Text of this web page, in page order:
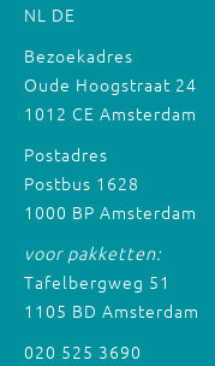
NL DE
Bezoekadres
Oude Hoogstraat 24
1012 CE Amsterdam
Postadres
Postbus 1628
1000 BP Amsterdam
voor pakketten:
Tafelbergweg 51
1105 BD Amsterdam
020 525 3690